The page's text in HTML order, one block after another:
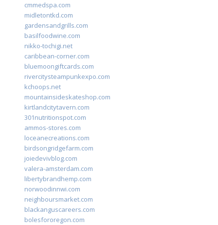
cmmedspa.com
midletontkd.com
gardensandgrills.com
basilfoodwine.com
nikko-tochigi.net
caribbean-corner.com
bluemoongiftcards.com
rivercitysteampunkexpo.com
kchoops.net
mountainsideskateshop.com
kirtlandcitytavern.com
301nutritionspot.com
ammos-stores.com
loceanecreations.com
birdsongridgefarm.com
joiedevivblog.com
valera-amsterdam.com
libertybrandhemp.com
norwoodinnwi.com
neighboursmarket.com
blackanguscareers.com
bolesfororegon.com